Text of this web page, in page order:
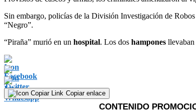
Sin embargo, policías de la División Investigación de
“Negro”.
“Piraña” murió en un hospital. Los dos hampones
Copiar enlace